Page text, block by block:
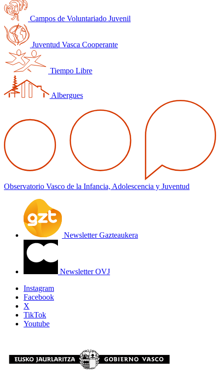
Campos de Voluntariado Juvenil
Juventud Vasca Cooperante
Tiempo Libre
Albergues
Observatorio Vasco de la Infancia, Adolescencia y Juventud
Newsletter Gazteaukera
Newsletter OVJ
Instagram
Facebook
X
TikTok
Youtube